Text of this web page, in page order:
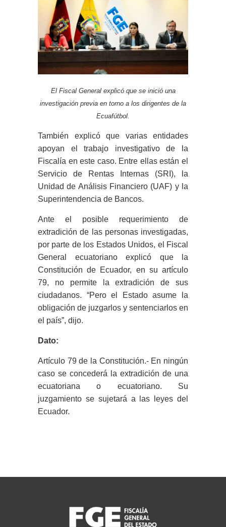
El Fiscal General explicó que se inició una
investigación previa en torno a los dirigentes de la
Ecuafútbol.
También explicó que varias entidades
apoyan el trabajo investigativo de la
Fiscalía en este caso. Entre ellas están el
Servicio de Rentas Internas (SRI), la
Unidad de Análisis Financiero (UAF) y la
Superintendencia de Bancos.
Ante el posible requerimiento de
extradición de las personas investigadas,
por parte de los Estados Unidos, el Fiscal
General ecuatoriano explicó que la
Constitución de Ecuador, en su artículo
79, no permite la extradición de sus
ciudadanos. “Pero el Estado asume la
obligación de juzgarlos y sentenciarlos en
el país”, dijo.
Dato:
Artículo 79 de la Constitución.- En ningún
caso se concederá la extradición de una
ecuatoriana o ecuatoriano. Su
juzgamiento se sujetará a las leyes del
Ecuador.